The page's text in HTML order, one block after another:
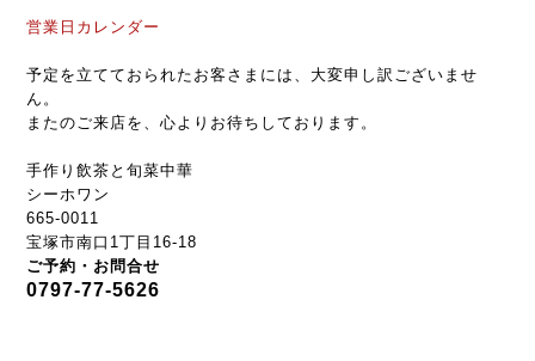
営業日カレンダー
予定を立てておられたお客さまには、大変申し訳ございませ
ん。
またのご来店を、心よりお待ちしております。
手作り飲茶と旬菜中華
シーホワン
665-0011
宝塚市南口1丁目16-18
ご予約・お問合せ
0797-77-5626